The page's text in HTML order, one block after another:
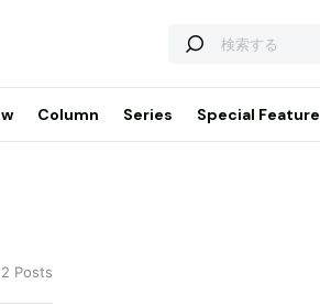
Column Series Special Feature
Posts